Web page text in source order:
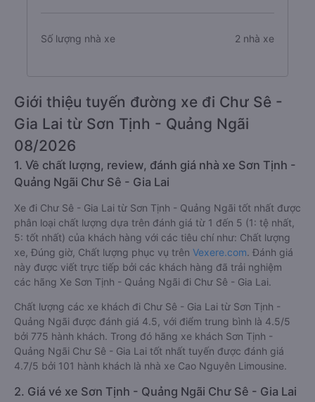
Số lượng nhà xe 2 nhà xe
Giới thiệu tuyến đường xe đi Chư Sê -
Gia Lai từ Sơn Tịnh - Quảng Ngãi
08/2026
1. Về chất lượng, review, đánh giá nhà xe Sơn Tịnh -
Quảng Ngãi Chư Sê - Gia Lai
Xe đi Chư Sê - Gia Lai từ Sơn Tịnh - Quảng Ngãi tốt nhất được
phân loại chất lượng dựa trên đánh giá từ 1 đến 5 (1: tệ nhất,
5: tốt nhất) của khách hàng với các tiêu chí như: Chất lượng
xe, Đúng giờ, Chất lượng phục vụ trên Vexere.com. Đánh giá
này được viết trực tiếp bởi các khách hàng đã trải nghiệm
các hãng Xe Sơn Tịnh - Quảng Ngãi đi Chư Sê - Gia Lai.
Chất lượng các xe khách đi Chư Sê - Gia Lai từ Sơn Tịnh -
Quảng Ngãi được đánh giá 4.5, với điểm trung bình là 4.5/5
bởi 775 hành khách. Trong đó hãng xe khách Sơn Tịnh -
Quảng Ngãi Chư Sê - Gia Lai tốt nhất tuyến được đánh giá
4.7/5 bởi 101 hành khách là nhà xe Cao Nguyên Limousine.
2. Giá vé xe Sơn Tịnh - Quảng Ngãi Chư Sê - Gia Lai